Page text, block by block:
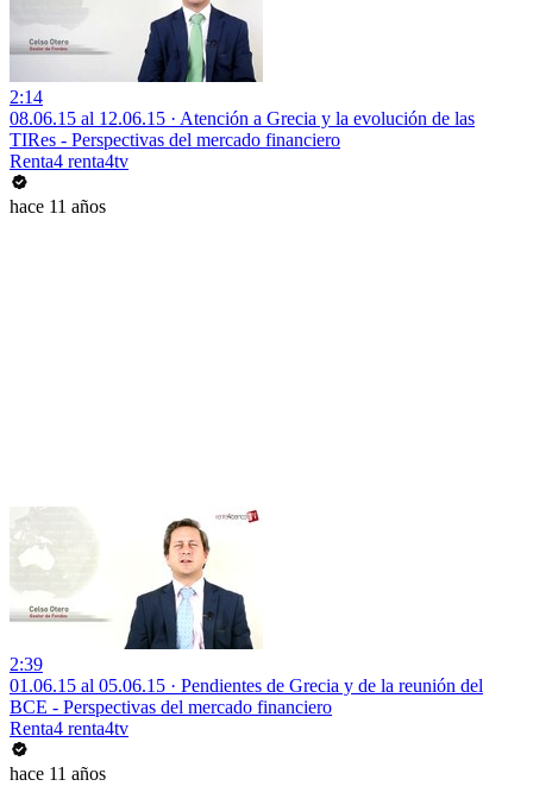
2:14
08.06.15 al 12.06.15 · Atención a Grecia y la evolución de las
TIRes - Perspectivas del mercado financiero
Renta4 renta4tv
hace 11 años
2:39
01.06.15 al 05.06.15 · Pendientes de Grecia y de la reunión del
BCE - Perspectivas del mercado financiero
Renta4 renta4tv
hace 11 años